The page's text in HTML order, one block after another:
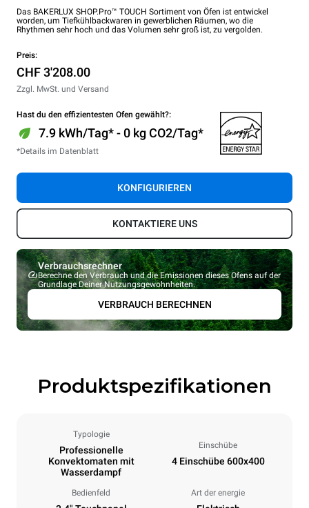
Das BAKERLUX SHOP.Pro™ TOUCH Sortiment von Öfen ist entwickel
worden, um Tiefkühlbackwaren in gewerblichen Räumen, wo die
Rhythmen sehr hoch und das Volumen sehr groß ist, zu vergolden.
Preis:
CHF 3'208.00
Zzgl. MwSt. und Versand
Hast du den effizientesten Ofen gewählt?:
7.9 kWh/Tag* - 0 kg CO2/Tag*
*Details im Datenblatt
KONFIGURIEREN
KONTAKTIERE UNS
Verbrauchsrechner
Berechne den Verbrauch und die Emissionen dieses Ofens auf der
Grundlage Deiner Nutzungsgewohnheiten.
VERBRAUCH BERECHNEN
Produktspezifikationen
Typologie
Professionelle
Konvektomaten mit
Wasserdampf
Einschübe
4 Einschübe 600x400
Bedienfeld Art der energie